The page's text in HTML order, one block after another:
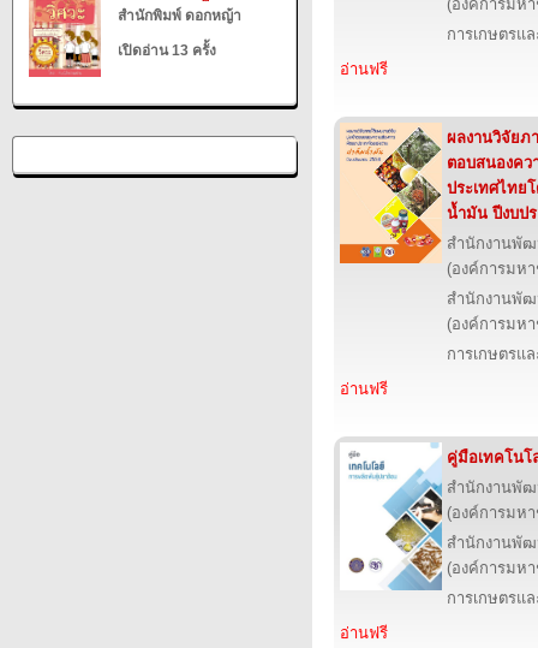
สำนักพิมพ์ ดอกหญ้า
เปิดอ่าน 13 ครั้ง
(องค์การมห
การเกษตรแ
อ่านฟรี
ผลงานวิจัยภ
ตอบสนองค
ประเทศไทย
น้ำมัน ปีงบป
สำนักงานพัฒ
(องค์การมห
สำนักงานพัฒ
(องค์การมห
การเกษตรแ
อ่านฟรี
คู่มือเทคโน
สำนักงานพัฒ
(องค์การมห
สำนักงานพัฒ
(องค์การมห
การเกษตรแ
อ่านฟรี